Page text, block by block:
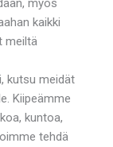
myös
kaikki
meiltä
kutsu meidät
Kiipeämme
kuntoa,
tehdä